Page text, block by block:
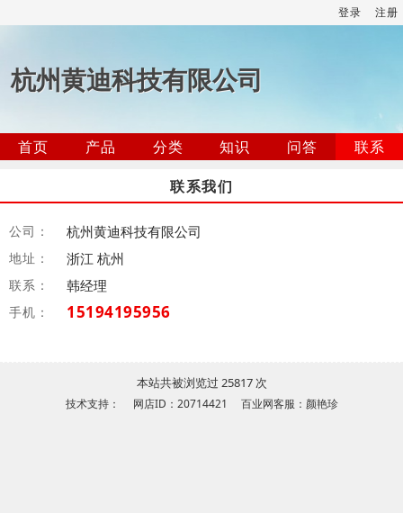
登录 注册
杭州黄迪科技有限公司
首页 产品 分类 知识 问答
联系
联系我们
公司： 杭州黄迪科技有限公司
地址： 浙江 杭州
联系： 韩经理
手机： 15194195956
本站共被浏览过 25817 次
技术支持： 网店ID：20714421 百业网客服：颜艳珍